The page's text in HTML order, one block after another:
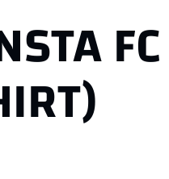
FC